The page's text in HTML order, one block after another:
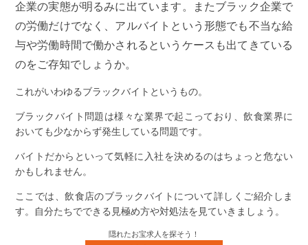
企業の実態が明るみに出ています。またブラック企業で
の労働だけでなく、アルバイトという形態でも不当な給
与や労働時間で働かされるというケースも出てきている
のをご存知でしょうか。
これがいわゆるブラックバイトというもの。
ブラックバイト問題は様々な業界で起こっており、飲食業界に
おいても少なからず発生している問題です。
バイトだからといって気軽に入社を決めるのはちょっと危ない
かもしれません。
ここでは、飲食店のブラックバイトについて詳しくご紹介しま
す。自分たちでできる見極め方や対処法を見ていきましょう。
隠れたお宝求人を探そう！